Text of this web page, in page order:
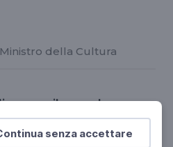
senza accettare
della Cultura
e per il mondo
della Fondazione